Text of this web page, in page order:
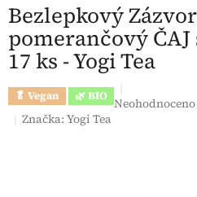
Bezlepkový
pomerančový
17 ks - Yogi Tea
🥬 Vegan 🌿 BIO Průměrné
Neohodnoceno
Značka:Yogi Tea